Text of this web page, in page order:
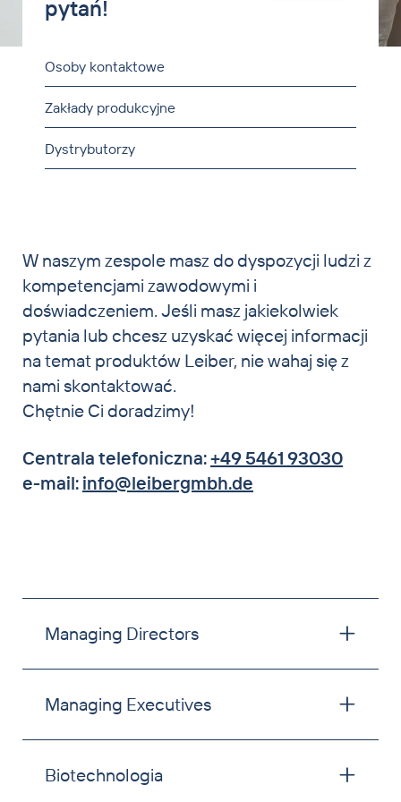
Zwierzęta domowe i koie
Aktualności
pytań!
Osoby kontaktowe
Zakłady produkcyjne
Dystrybutorzy
W naszym zespole masz do dyspozycji ludzi z
kompetencjami zawodowymi i
doświadczeniem. Jeśli masz jakiekolwiek
pytania lub chcesz uzyskać więcej informacji
na temat produktów Leiber, nie wahaj się z
nami skontaktować.
Chętnie Ci doradzimy!
Centrala telefoniczna:+49 5461 93030
e-mail: ed.hbmgrebiel@ofni
Managing Directors
Managing Executives
Biotechnologia